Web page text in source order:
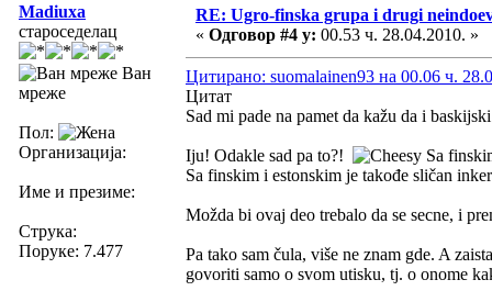
Madiuxa
староседелац
Ван
мреже
Пол:
Организација:
Име и презиме:
Струка:
Поруке: 7.477
RE: Ugro-finska grupa i drugi
« Одговор #4 у: 00.53 ч. 28.04.2010. »
Цитирано: suomalainen93 на 00.06 ч.
Цитат
Sad mi pade na pamet da kažu da i
Iju! Odakle sad pa to?!
Sa
Sa finskim i estonskim je takođe sličan
Možda bi ovaj deo trebalo da se secne, i
Pa tako sam čula, više ne znam gde. A
govoriti samo o svom utisku, tj. o onome